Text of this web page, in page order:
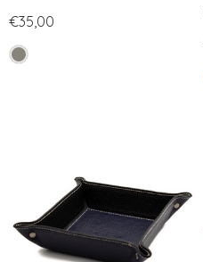
€35,00